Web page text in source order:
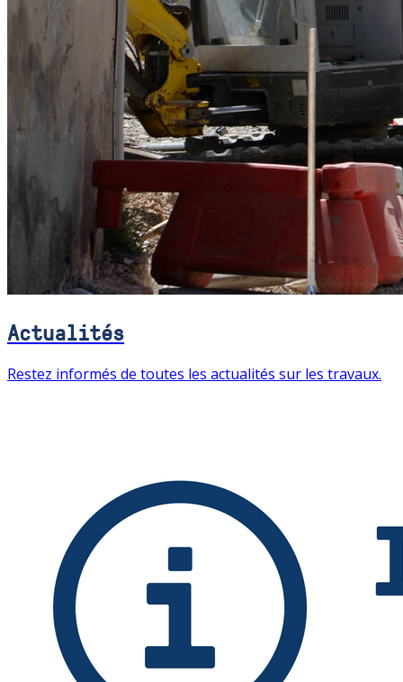
Actualités
Restez informés de toutes les actualités sur les travaux.